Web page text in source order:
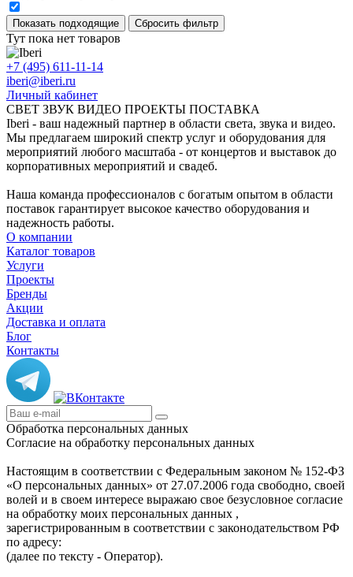
Тут пока нет товаров
+7 (495) 611-11-14
iberi@iberi.ru
Личный кабинет
СВЕТ ЗВУК ВИДЕО ПРОЕКТЫ ПОСТАВКА
Iberi - ваш надежный партнер в области света, звука и видео.
Мы предлагаем широкий спектр услуг и оборудования для
мероприятий любого масштаба - от концертов и выставок до
корпоративных мероприятий и свадеб.
Наша команда профессионалов с богатым опытом в области
поставок гарантирует высокое качество оборудования и
надежность работы.
О компании
Каталог товаров
Услуги
Проекты
Бренды
Акции
Доставка и оплата
Блог
Контакты
Обработка персональных данных
Согласие на обработку персональных данных
Настоящим в соответствии с Федеральным законом № 152-ФЗ
«О персональных данных» от 27.07.2006 года свободно, своей
волей и в своем интересе выражаю свое безусловное согласие
на обработку моих персональных данных ,
зарегистрированным в соответствии с законодательством РФ
по адресу:
(далее по тексту - Оператор).